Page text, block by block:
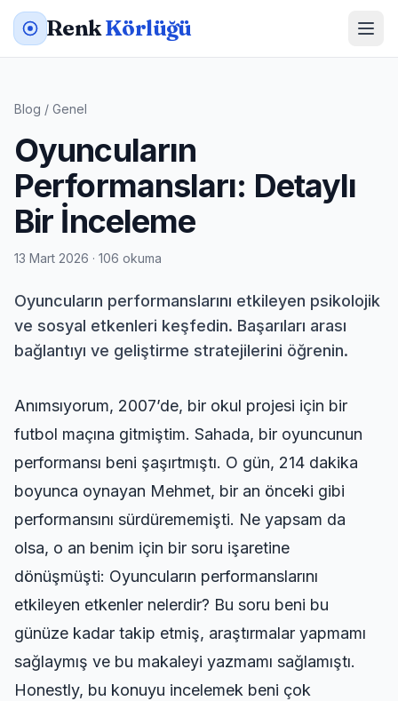
RenkKörlüğü
Blog / Genel
Oyuncuların
Performansları: Detaylı
Bir İnceleme
13 Mart 2026 · 106 okuma
Oyuncuların performanslarını etkileyen psikolojik
ve sosyal etkenleri keşfedin. Başarıları arası
bağlantıyı ve geliştirme stratejilerini öğrenin.
Anımsıyorum, 2007’de, bir okul projesi için bir
futbol maçına gitmiştim. Sahada, bir oyuncunun
performansı beni şaşırtmıştı. O gün, 214 dakika
boyunca oynayan Mehmet, bir an önceki gibi
performansını sürdürememişti. Ne yapsam da
olsa, o an benim için bir soru işaretine
dönüşmüşti: Oyuncuların performanslarını
etkileyen etkenler nelerdir? Bu soru beni bu
günüze kadar takip etmiş, araştırmalar yapmamı
sağlaymış ve bu makaleyi yazmamı sağlamıştı.
Honestly, bu konuyu incelemek beni çok